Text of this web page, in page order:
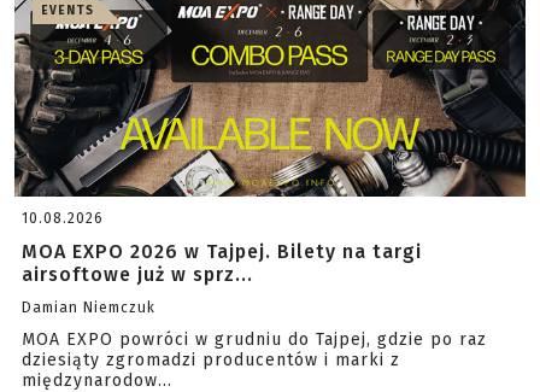
EVENTS
10.08.2026
MOA EXPO 2026 w Tajpej. Bilety na targi
airsoftowe już w sprz...
Damian Niemczuk
MOA EXPO powróci w grudniu do Tajpej, gdzie po raz
dziesiąty zgromadzi producentów i marki z
międzynarodow...